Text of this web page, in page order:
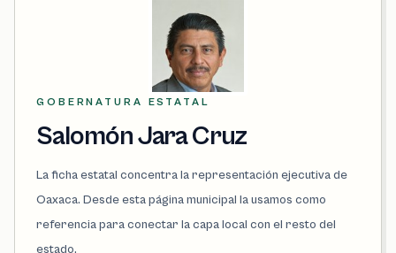
GOBERNATURA ESTATAL
Salomón Jara Cruz
La ficha estatal concentra la representación ejecutiva de
Oaxaca. Desde esta página municipal la usamos como
referencia para conectar la capa local con el resto del
estado.